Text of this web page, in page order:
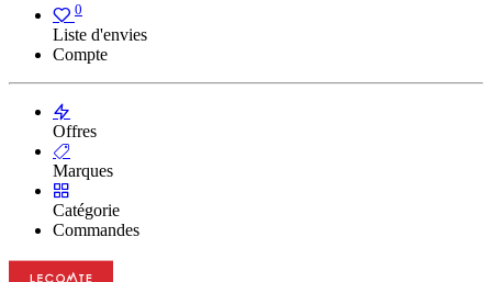
0
Liste d'envies
Compte
Offres
Marques
Catégorie
Commandes